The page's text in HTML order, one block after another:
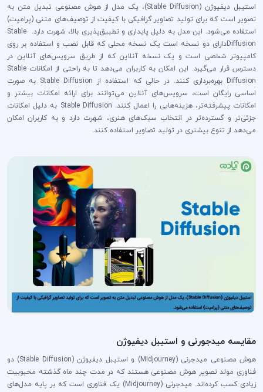
استیبل دیفیوژن (Stable Diffusion)، یک مدل از هوش مصنوعی تبدیل متن به
تصویر است که برای تولید تصاویر گرافیکی با کیفیت از توصیف‌های متنی (پرامپت)
استفاده می‌شود. این مدل به دلیل پایداری و تطبیق‌پذیری بالا، شهرت دارد. Stable
Diffusionدارای دو نسخه است یک نسخه محلی که قابل نصب و استفاده بر روی
کامپیوتر شخصی است و یک نسخه آنلاین که از طریق سرویس‌های آنلاین در
دسترس قرار می‌گیرد. این امکان به کاربران می‌دهد تا به راحتی از امکانات Stable
Diffusion بهره‌برداری کنند. در حالی که استفاده از Stable Diffusion به صورت
اساسی رایگان است، سرویس‌های آنلاین می‌توانند برای ارائه امکانات بیشتر و
امکانات پیشرفته‌تر، هزینه‌هایی را اعمال کنند. Stable Diffusion به دلیل امکانات
جزئی‌تر و گسترده‌تر در انتخاب سبک‌های هنری، شهرت دارد و به کاربران امکان
می‌دهد از تنوع بیشتری در تولید تصاویر استفاده کنند.
مقایسه میدجورنی و استیبل دیفیوژن
هوش مصنوعی میدجرنی (Midjourney) و استیبل دیفیوژن (Stable Diffusion) دو
فناوری مولد تصویر هوش مصنوعی هستند که در مدت چند ماه گذشته محبوبیت
زیادی کسب کرده‌اند. میدجرنی (Midjourney) یک فناوری است که بر پایه مدل‌های